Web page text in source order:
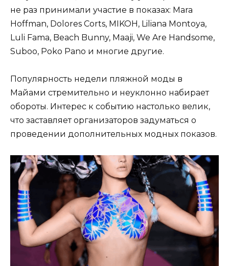
не раз принимали участие в показах: Mara
Hoffman, Dolores Corts, MIKOH, Liliana Montoya,
Luli Fama, Beach Bunny, Maaji, We Are Handsome,
Suboo, Poko Pano и многие другие.
Популярность недели пляжной моды в
Майами стремительно и неуклонно набирает
обороты. Интерес к событию настолько велик,
что заставляет организаторов задуматься о
проведении дополнительных модных показов.